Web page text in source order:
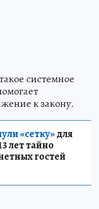
системное
к закону.
«сетку»для
лет тайно
гостей